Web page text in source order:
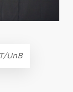
UnB